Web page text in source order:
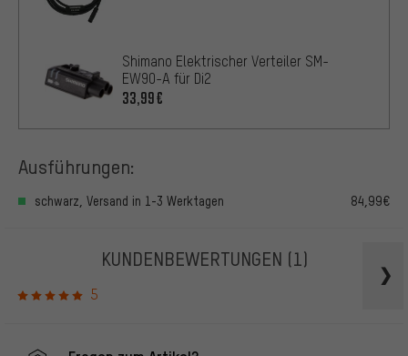
Shimano Elektrischer Verteiler SM-
EW90-A für Di2
33,99€
Ausführungen:
schwarz, Versand in 1-3 Werktagen 84,99€
KUNDENBEWERTUNGEN (1)
5